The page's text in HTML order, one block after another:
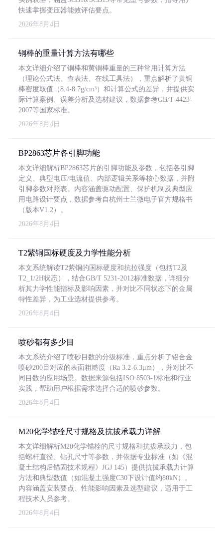
快速掌握变压器能效评估要点。
2026年8月4日
铜棒的重量计算方法有哪些
本文详细介绍了铜棒和黄铜棒重量的三种常用计算方法
（理论公式法、查表法、在线工具法），重点解析了黄铜
棒密度取值（8.4-8.7g/cm³）和计算公式的差异，并提供实
际计算案例、误差分析及选材建议，数据参考GB/T 4423-
2007等国家标准。
2026年8月4日
BP2863芯片各引脚功能
本文详细解析BP2863芯片的引脚功能及参数，包括各引脚
定义、典型电压/电流值、内部逻辑关系等核心数据，并附
引脚参数对照表。内容涵盖驱动配置、保护机制及典型应
用电路设计要点，数据参考自杭州士兰微电子官方规格书
（版本V1.2）。
2026年8月4日
T2紫铜国标硬度及力学性能分析
本文系统解读T2紫铜的国标硬度和抗拉强度（包括T2及
T2_1/2H状态），结合GB/T 5231-2012标准数据，详细分
析其力学性能指标及影响因素，并对比不同状态下的金属
特性差异，为工业选材提供参考。
2026年8月4日
喷砂都有多少目
本文系统介绍了喷砂目数的分级标准，重点分析了铝合金
喷砂200目对应的表面粗糙度（Ra 3.2-6.3μm），并对比不
同目数的应用场景。数据来源包括ISO 8503-1标准和行业
实践，帮助用户根据需求选择合适的喷砂参数。
2026年8月4日
M20化学锚栓尺寸规格及抗拔承载力详解
本文详细解析M20化学锚栓的尺寸规格和抗拔承载力，包
括螺杆直径、钻孔尺寸等参数，并依据专业标准（如《混
凝土结构后锚固技术规程》JGJ 145）提供抗拔承载力计算
方法和典型数值（如混凝土强度C30下设计值约80kN）。
内容涵盖安装要点、性能影响因素及选型建议，适用于工
程技术人员参考。
2026年8月4日